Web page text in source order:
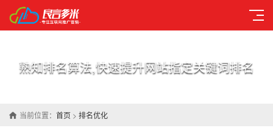
熟知排名算法,快速提升网站指定关键词排名
当前位置： 首页 > 排名优化